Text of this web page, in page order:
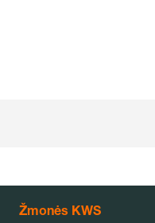
Žmonės KWS